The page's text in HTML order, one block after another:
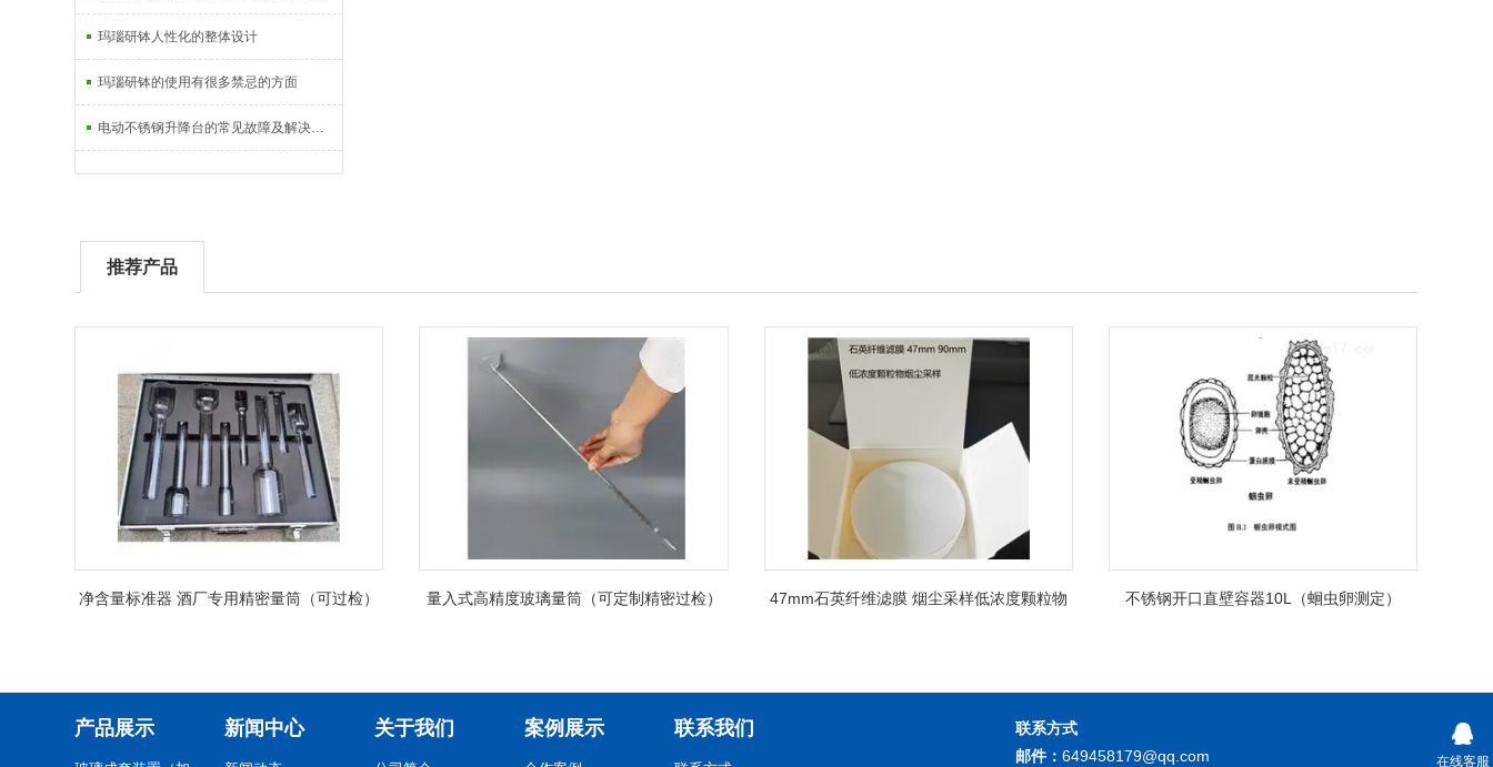
玛瑙研钵人性化的整体设计
玛瑙研钵的使用有很多禁忌的方面
电动不锈钢升降台的常见故障及解决方法有哪些？
推荐产品
净含量标准器 酒厂专用精密量筒（可过检） 量入式高精度玻璃量筒（可定制精密过检） 47mm石英纤维滤膜 烟尘采样低浓度颗粒物 不锈钢开口直壁容器10L（蛔虫卵测定）
产品展示 新闻中心 关于我们 案例展示 联系我们
联系方式
邮件： 649458179@qq.com 在线客服